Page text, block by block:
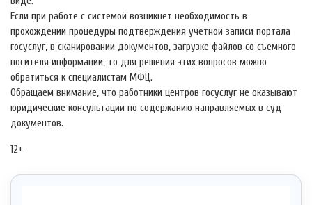
Если при работе с системой возникнет необходимость в
прохождении процедуры подтверждения учетной записи портала
госуслуг, в сканировании документов, загрузке файлов со съемного
носителя информации, то для решения этих вопросов можно
обратиться к специалистам МФЦ.
Обращаем внимание, что работники центров госуслуг не оказывают
юридические консультации по содержанию направляемых в суд
документов.
12+